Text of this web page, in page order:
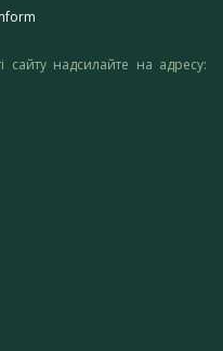
сайту надсилайте на адресу: